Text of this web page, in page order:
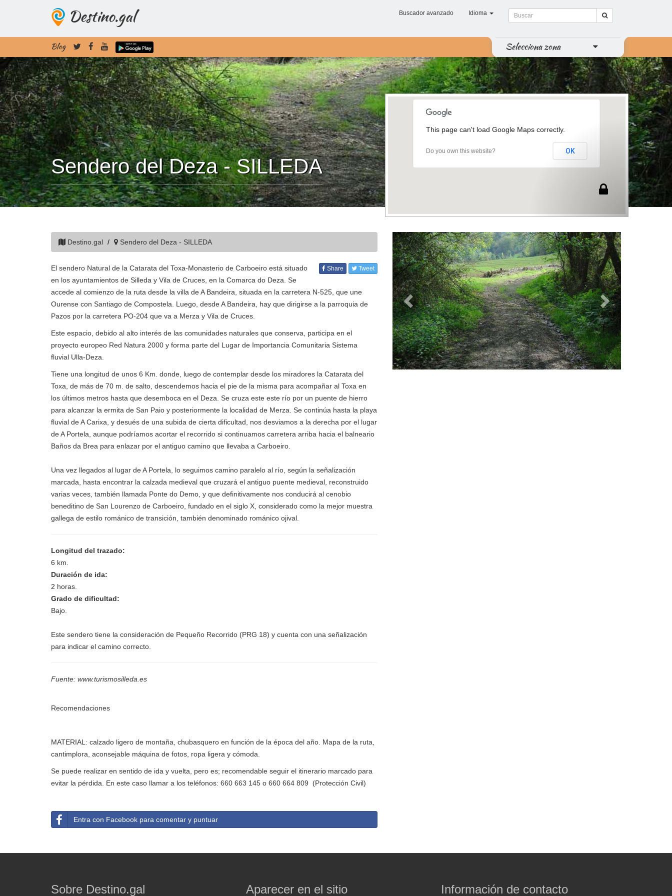
Destino.gal Buscador avanzado Idioma
Blog Selecciona zona
Sendero del Deza - SILLEDA
This page can't load Google Maps correctly.
Do you own this website? OK
Destino.gal Sendero del Deza - SILLEDA
Share Tweet
El sendero Natural de la Catarata del Toxa-Monasterio de Carboeiro está situado
en los ayuntamientos de Silleda y Vila de Cruces, en la Comarca do Deza. Se
accede al comienzo de la ruta desde la villa de A Bandeira, situada en la carretera N-525, que une
Ourense con Santiago de Compostela. Luego, desde A Bandeira, hay que dirigirse a la parroquia de
Pazos por la carretera PO-204 que va a Merza y Vila de Cruces.
Este espacio, debido al alto interés de las comunidades naturales que conserva, participa en el
proyecto europeo Red Natura 2000 y forma parte del Lugar de Importancia Comunitaria Sistema
fluvial Ulla-Deza.
Tiene una longitud de unos 6 Km. donde, luego de contemplar desde los miradores la Catarata del
Toxa, de más de 70 m. de salto, descendemos hacia el pie de la misma para acompañar al Toxa en
los últimos metros hasta que desemboca en el Deza. Se cruza este este río por un puente de hierro
para alcanzar la ermita de San Paio y posteriormente la localidad de Merza. Se continúa hasta la playa
fluvial de A Carixa, y desués de una subida de cierta dificultad, nos desviamos a la derecha por el lugar
de A Portela, aunque podríamos acortar el recorrido si continuamos carretera arriba hacia el balneario
Baños da Brea para enlazar por el antiguo camino que llevaba a Carboeiro.
Una vez llegados al lugar de A Portela, lo seguimos camino paralelo al río, según la señalización
marcada, hasta encontrar la calzada medieval que cruzará el antiguo puente medieval, reconstruido
varias veces, también llamada Ponte do Demo, y que definitivamente nos conducirá al cenobio
beneditino de San Lourenzo de Carboeiro, fundado en el siglo X, considerado como la mejor muestra
gallega de estilo románico de transición, también denominado románico ojival.
Longitud del trazado:
6 km.
Duración de ida:
2 horas.
Grado de dificultad:
Bajo.
Este sendero tiene la consideración de Pequeño Recorrido (PRG 18) y cuenta con una señalización
para indicar el camino correcto.
Fuente: www.turismosilleda.es
Recomendaciones
MATERIAL: calzado ligero de montaña, chubasquero en función de la época del año. Mapa de la ruta,
cantimplora, aconsejable máquina de fotos, ropa ligera y cómoda.
Se puede realizar en sentido de ida y vuelta, pero es; recomendable seguir el itinerario marcado para
evitar la pérdida. En este caso llamar a los teléfonos: 660 663 145 o 660 664 809 (Protección Civil)
Entra con Facebook para comentar y puntuar
Anterior Siguiente
Sobre Destino.gal Aparecer en el sitio Información de contacto